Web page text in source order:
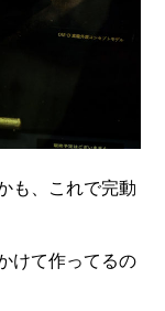
も、これで完動
けて作ってるの